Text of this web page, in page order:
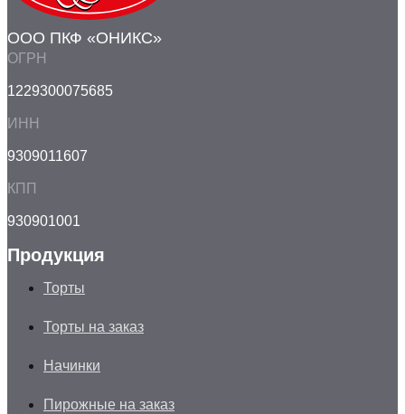
ООО ПКФ «ОНИКС»
ОГРН
1229300075685
ИНН
9309011607
КПП
930901001
Продукция
Торты
Торты на заказ
Начинки
Пирожные на заказ